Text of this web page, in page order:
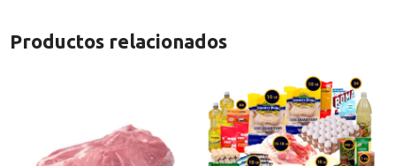
Productos relacionados